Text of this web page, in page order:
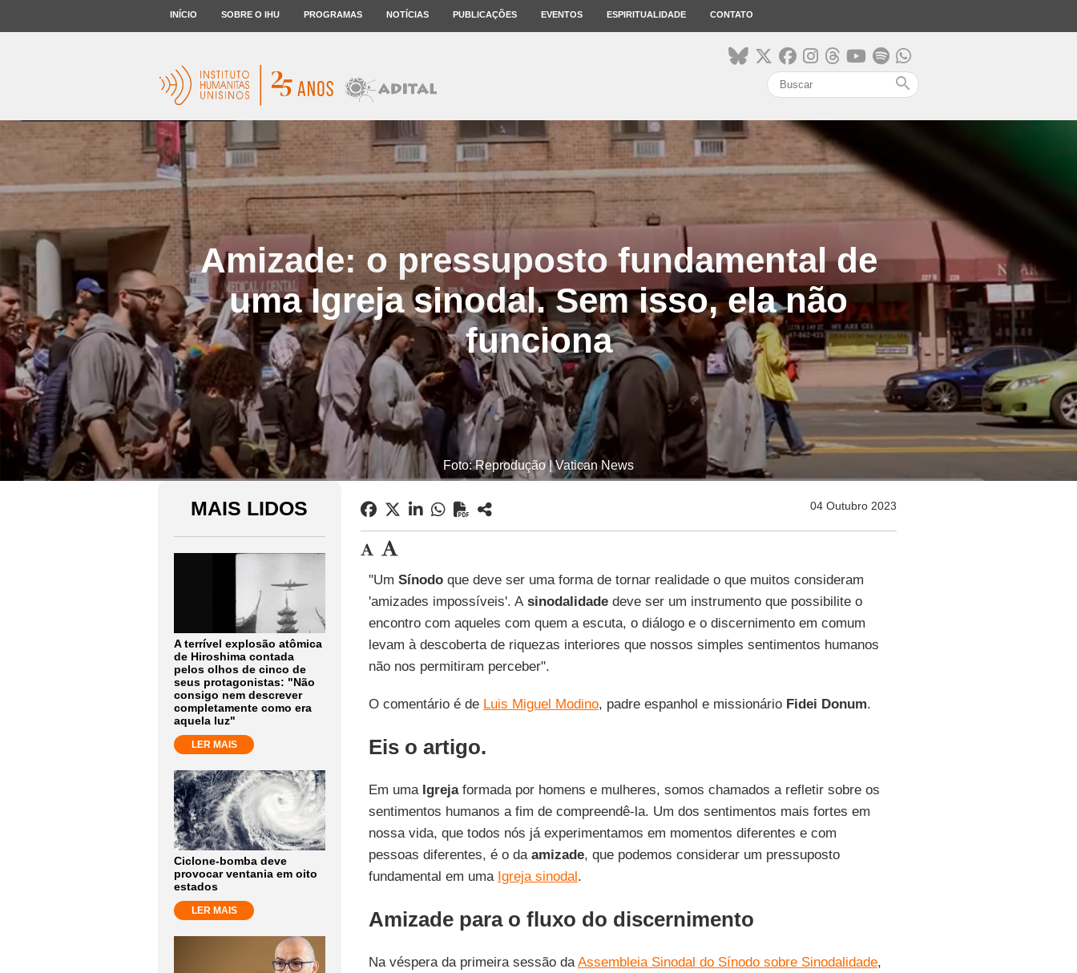
INÍCIO SOBRE O IHU PROGRAMAS NOTÍCIAS PUBLICAÇÕES EVENTOS ESPIRITUALIDADE CONTATO
search
Amizade: o pressuposto fundamental de
uma Igreja sinodal. Sem isso, ela não
funciona
Foto: Reprodução | Vatican News
MAIS LIDOS
A terrível explosão atômica
de Hiroshima contada
pelos olhos de cinco de
seus protagonistas: "Não
consigo nem descrever
completamente como era
aquela luz"
LER MAIS
Ciclone-bomba deve
provocar ventania em oito
estados
LER MAIS
04 Outubro 2023
"Um Sínodoque deve ser uma forma de tornar realidade o que muitos consideram
'amizades impossíveis'. A sinodalidadedeve ser um instrumento que possibilite o
encontro com aqueles com quem a escuta, o diálogo e o discernimento em comum
levam à descoberta de riquezas interiores que nossos simples sentimentos humanos
não nos permitiram perceber".
O comentário é de Luis Miguel Modino, padre espanhol e missionário Fidei Donum.
Eis o artigo.
Em uma Igrejaformada por homens e mulheres, somos chamados a refletir sobre os
sentimentos humanos a fim de compreendê-la. Um dos sentimentos mais fortes em
nossa vida, que todos nós já experimentamos em momentos diferentes e com
pessoas diferentes, é o da amizade, que podemos considerar um pressuposto
fundamental em uma Igreja sinodal.
Amizade para o fluxo do discernimento
Na véspera da primeira sessão daAssembleia Sinodal do Sínodo sobre Sinodalidade,